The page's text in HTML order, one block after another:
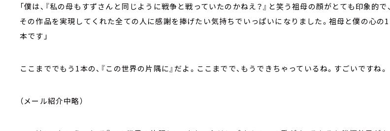
「僕は、『私の母もすずさんと同じように戦争と戦っていたのかねえ？』と笑う祖母の顔がとても印象的で、
その作品を実現してくれた全ての人に感謝を捧げたい気持ちでいっぱいになりました。祖母と僕の心の1
本です」
ここまででもう1本の、『この世界の片隅に』だよ。ここまでで、もうできちゃっているね。すごいですね。
（メール紹介中略）